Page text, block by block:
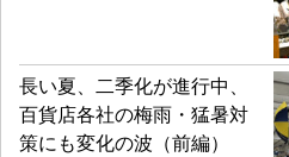
長い夏、二季化が進行中、
百貨店各社の梅雨・猛暑対
策にも変化の波（前編）